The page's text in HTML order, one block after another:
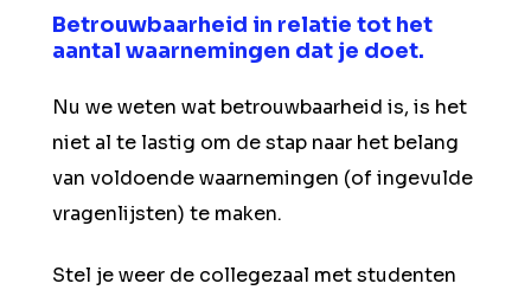
Betrouwbaarheid in relatie tot het
aantal waarnemingen dat je doet.
Nu we weten wat betrouwbaarheid is, is het
niet al te lastig om de stap naar het belang
van voldoende waarnemingen (of ingevulde
vragenlijsten) te maken.
Stel je weer de collegezaal met studenten